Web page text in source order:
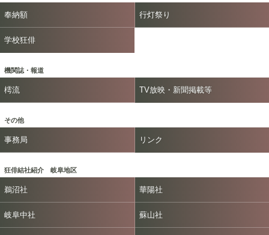
奉納額 行灯祭り
学校狂俳
機関誌・報道
樗流 TV放映・新聞掲載等
その他
事務局 リンク
狂俳結社紹介 岐阜地区
鵜沼社 華陽社
岐阜中社 蘇山社